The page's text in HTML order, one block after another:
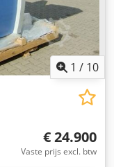
4
L=3550,
1 / 10
€ 24.900
Vaste prijs excl. btw